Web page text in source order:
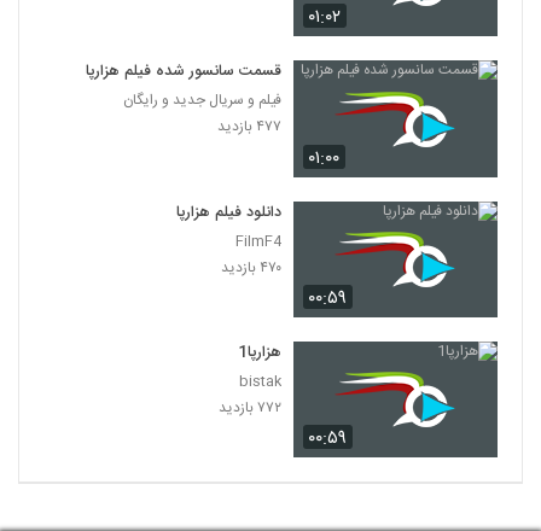
۰۱:۰۲
۰۱:۰۰
قسمت سانسور شده فیلم هزارپا
فیلم و سریال جدید و رایگان
۴۷۷ بازدید
۰۰:۵۹
دانلود فیلم هزارپا
FilmF4
۴۷۰ بازدید
۰۰:۵۹
هزارپا1
bistak
۷۷۲ بازدید